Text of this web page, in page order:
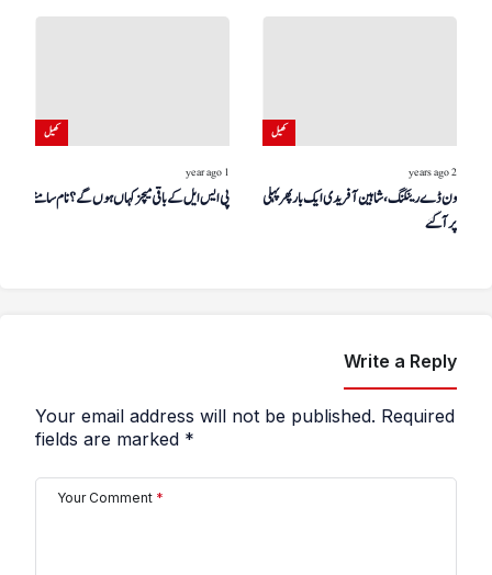
کھیل
1 year ago
پی ایس ایل کے باقی میچز کہاں ہوں گے؟ نام سامنے آگیا
کھیل
2 years ago
ون ڈے رینکنگ، شاہین آفریدی ایک بار پھر پہلی پوزیشن
پر آگئے
Write a Reply
Your email address will not be published. Required
fields are marked *
Your Comment *